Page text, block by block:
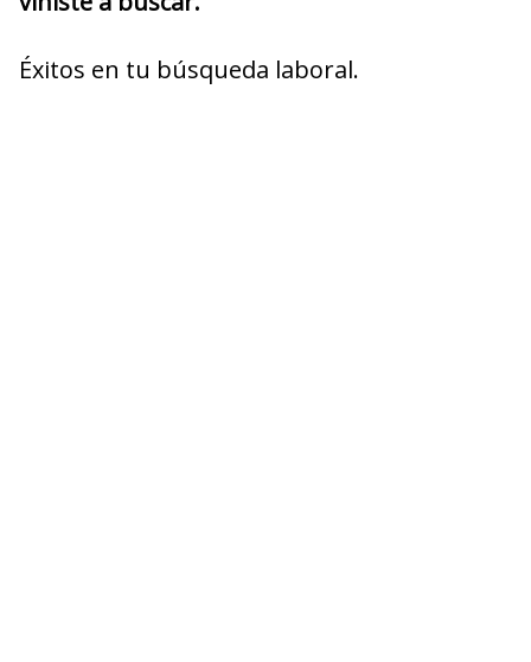
Éxitos en tu búsqueda laboral.